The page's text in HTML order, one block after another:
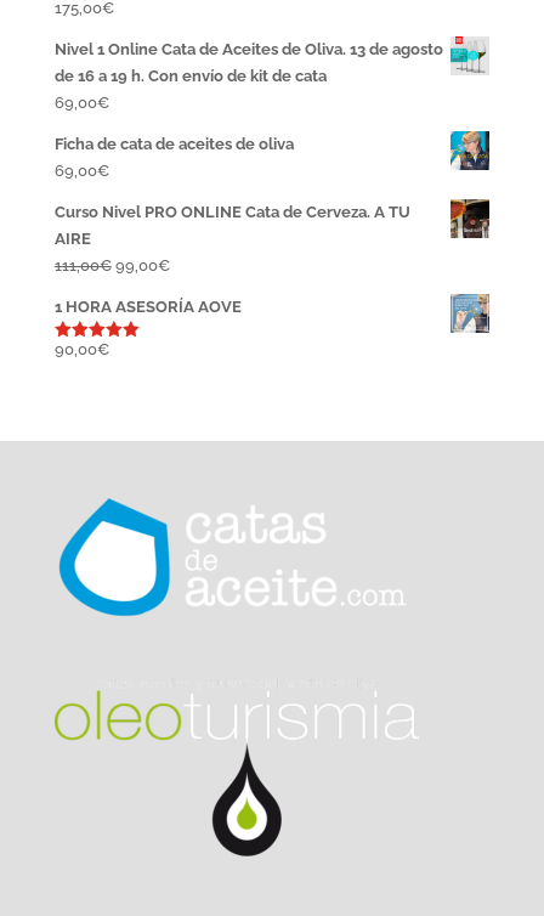
175,00€
Nivel 1 Online Cata de Aceites de Oliva. 13 de agosto
de 16 a 19 h. Con envío de kit de cata
69,00€
Ficha de cata de aceites de oliva
69,00€
Curso Nivel PRO ONLINE Cata de Cerveza. A TU
AIRE
111,00€ El
original
99,00€El
actual
1 HORA ASESORÍA AOVE
Valorado
90,00€